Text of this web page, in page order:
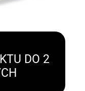
DO 2